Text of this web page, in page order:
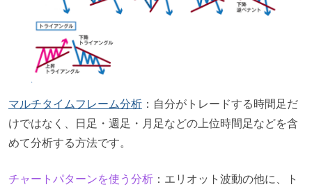
マルチタイムフレーム分析：自分がトレードする時間足だ
けではなく、日足・週足・月足などの上位時間足などを含
めて分析する方法です。
チャートパターンを使う分析：エリオット波動の他に、ト